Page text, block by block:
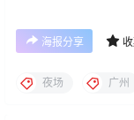
海报分享
夜场 广州